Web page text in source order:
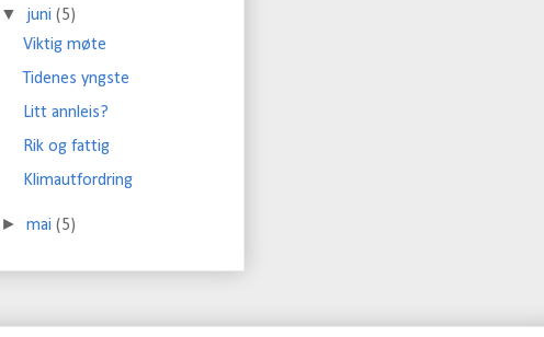
▼ juni(5)
Viktig møte
Tidenes yngste
Litt annleis?
Rik og fattig
Klimautfordring
►mai(5)